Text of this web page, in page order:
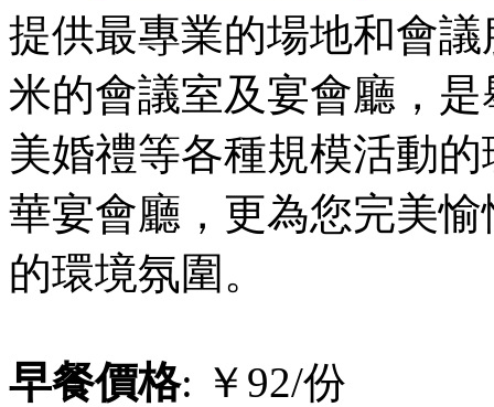
提供最專業的場地和會
米的會議室及宴會廳，
美婚禮等各種規模活動
華宴會廳，更為您完美
的環境氛圍。
早餐價格: ￥92/份